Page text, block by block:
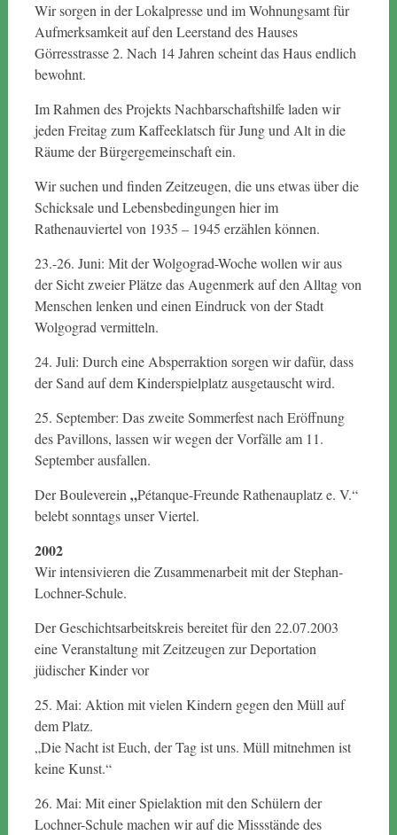
Wir sorgen in der Lokalpresse und im Wohnungsamt für
Aufmerksamkeit auf den Leerstand des Hauses
Görresstrasse 2. Nach 14 Jahren scheint das Haus endlich
bewohnt.
Im Rahmen des Projekts Nachbarschaftshilfe laden wir
jeden Freitag zum Kaffeeklatsch für Jung und Alt in die
Räume der Bürgergemeinschaft ein.
Wir suchen und finden Zeitzeugen, die uns etwas über die
Schicksale und Lebensbedingungen hier im
Rathenauviertel von 1935 – 1945 erzählen können.
23.-26. Juni: Mit der Wolgograd-Woche wollen wir aus
der Sicht zweier Plätze das Augenmerk auf den Alltag von
Menschen lenken und einen Eindruck von der Stadt
Wolgograd vermitteln.
24. Juli: Durch eine Absperraktion sorgen wir dafür, dass
der Sand auf dem Kinderspielplatz ausgetauscht wird.
25. September: Das zweite Sommerfest nach Eröffnung
des Pavillons, lassen wir wegen der Vorfälle am 11.
September ausfallen.
Der Bouleverein„Pétanque-Freunde Rathenauplatz e. V.“
belebt sonntags unser Viertel.
2002
Wir intensivieren die Zusammenarbeit mit der Stephan-
Lochner-Schule.
Der Geschichtsarbeitskreis bereitet für den 22.07.2003
eine Veranstaltung mit Zeitzeugen zur Deportation
jüdischer Kinder vor
25. Mai: Aktion mit vielen Kindern gegen den Müll auf
dem Platz.
„Die Nacht ist Euch, der Tag ist uns. Müll mitnehmen ist
keine Kunst.“
26. Mai: Mit einer Spielaktion mit den Schülern der
Lochner-Schule machen wir auf die Missstände des